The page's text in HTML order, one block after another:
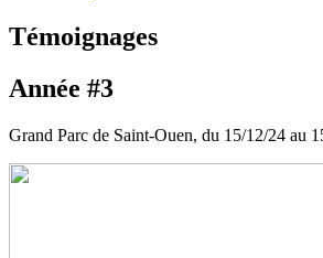
Témoignages
Année #3
Grand Parc de Saint-Ouen, du 15/12/24 au